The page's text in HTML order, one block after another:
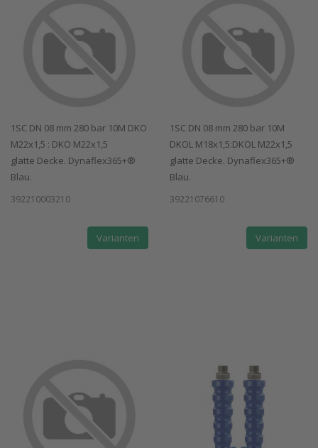
1SC DN 08 mm 280 bar 10M DKO
M22x1,5 : DKO M22x1,5
glatte Decke. Dynaflex365+®
Blau.
392210003210
Varianten
1SC DN 08 mm 280 bar 10M
DKOL M18x1,5:DKOL M22x1,5
glatte Decke. Dynaflex365+®
Blau.
39221076610
Varianten